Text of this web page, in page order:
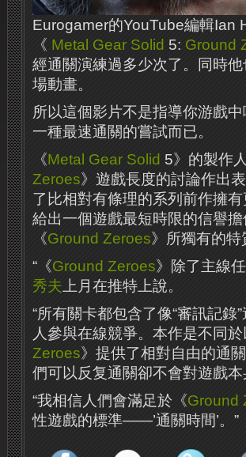
Eurogamer的YouTube編輯Ian
《 Metal Gear Solid 5: Ground
經通關演練過多少次了。同時
場動畫。
所以這個影片不是指導你游戲
一種最速通關的嘗試而已。
《Metal Gear Solid 5》的製作人
Zeroes》遊戲長度的討論作出
了比相對有條理的系列前作擁
給出一個遊戲最短時限的信譽
《Ground Zeroes》所獨有的特
“《Ground Zeroes》除了主線
秀夫 上月在推特上說。
“所有關卡都包含了像“審訊記
人參與在線競爭。本作是不同
Zeroes》提供了相對自由的通
們可以反复通關卻不會對遊戲本
“我相信人們會滿足於《Ground
性遊戲的標準——’通關時間’。”